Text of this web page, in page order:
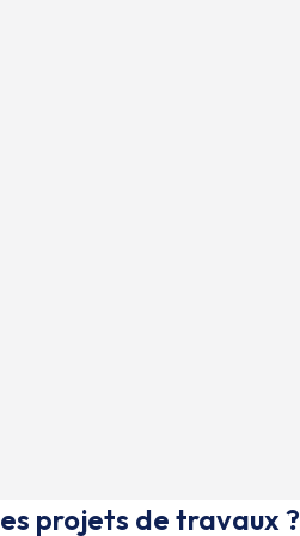
projets de travaux ?